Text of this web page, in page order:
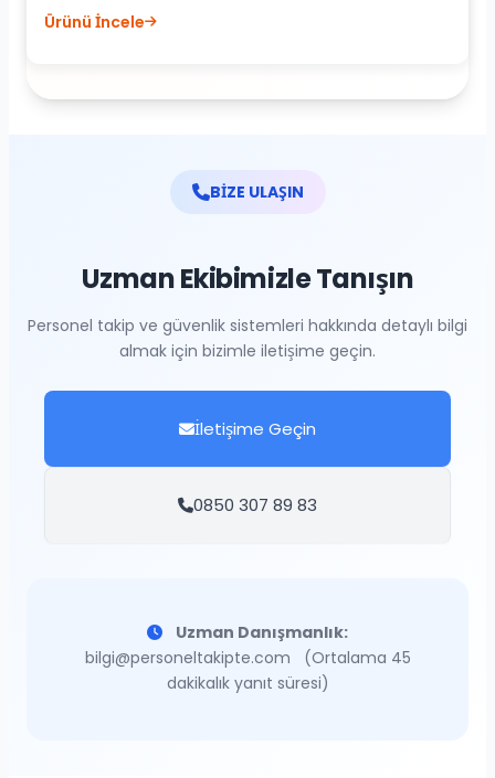
Ürünü İncele
BİZE ULAŞIN
Uzman Ekibimizle Tanışın
Personel takip ve güvenlik sistemleri hakkında detaylı bilgi
almak için bizimle iletişime geçin.
İletişime Geçin
0850 307 89 83
Uzman Danışmanlık:
bilgi@personeltakipte.com
(Ortalama 45
dakikalık yanıt süresi)